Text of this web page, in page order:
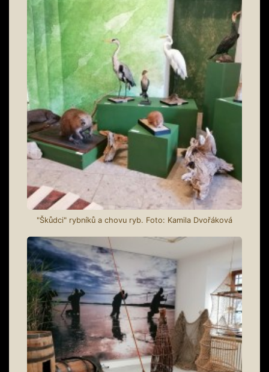
"Škůdci" rybníků a chovu ryb. Foto: Kamila Dvořáková